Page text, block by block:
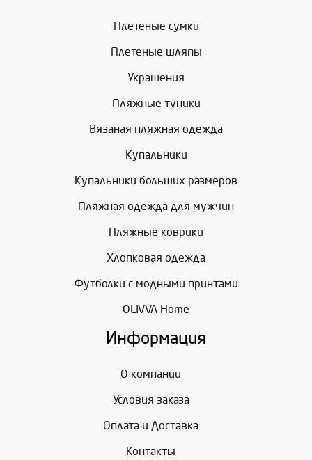
Плетеные сумки
Плетеные шляпы
Украшения
Пляжные туники
Вязаная пляжная одежда
Купальники
Купальники больших размеров
Пляжная одежда для мужчин
Пляжные коврики
Хлопковая одежда
Футболки с модными принтами
OLIVVA Home
Информация
О компании
Условия заказа
Оплата и Доставка
Контакты